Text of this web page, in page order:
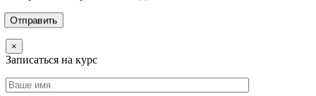
×
Записаться на курс